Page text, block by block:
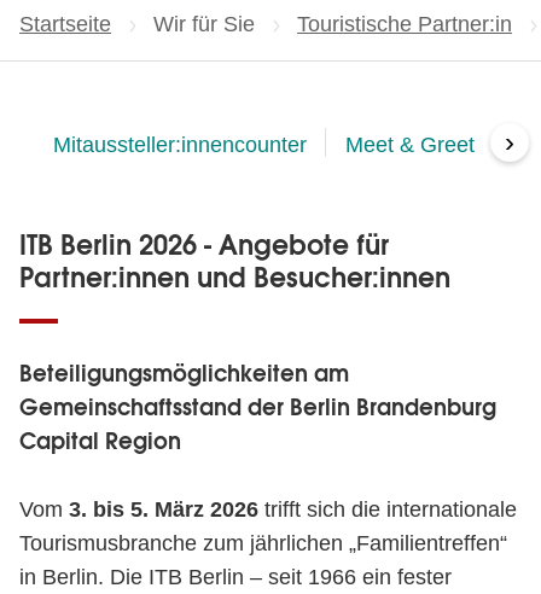
Startseite Wir für Sie Touristische Partner:in
Mitaussteller:innencounter Meet & Greet ›
ITB Berlin 2026 - Angebote für
Partner:innen und Besucher:innen
Beteiligungsmöglichkeiten am
Gemeinschaftsstand der Berlin Brandenburg
Capital Region
Vom 3. bis 5. März 2026 trifft sich die internationale
Tourismusbranche zum jährlichen „Familientreffen“
in Berlin. Die ITB Berlin – seit 1966 ein fester